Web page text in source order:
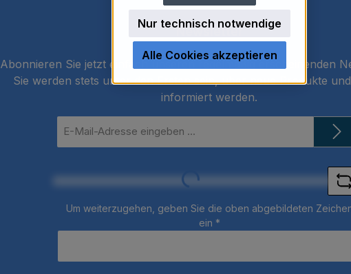
Newsletter
Abonnieren Sie jetzt einfach unseren regelmäßig erscheinenden
Sie werden stets unter den Ersten sein, über neue Produkte
informiert werden.
Mail-
Loading...
Um weiterzugehen, geben Sie die oben abgebildeten
ein *
Nur technisch notwendige
Alle Cookies akzeptieren